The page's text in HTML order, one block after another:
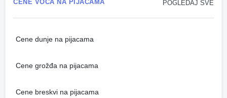
POGLEDAJ SVE
CENE VOĆA NA PIJACAMA
Cene dunje na pijacama
Cene grožđa na pijacama
Cene breskvi na pijacama